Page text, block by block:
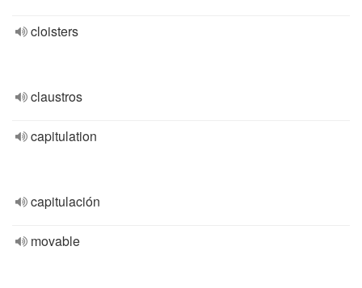
cloisters
claustros
capitulation
capitulación
movable